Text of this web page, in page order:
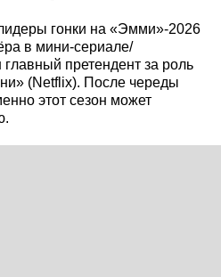
гонки на «Эмми»-2026
в мини-сериале/
претендент за роль
(Netflix). После череды
этот сезон может